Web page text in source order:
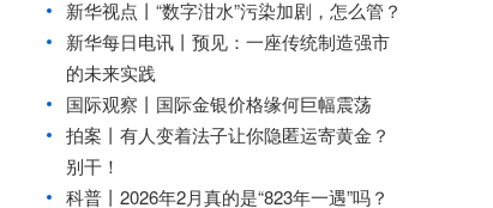
新华视点丨 “数字泔水”污染加剧，怎么管？
新华每日电讯丨 预见：一座传统制造强市
的未来实践
国际观察丨 国际金银价格缘何巨幅震荡
拍案丨有人变着法子让你隐匿运寄黄金？
别干！
科普丨2026年2月真的是“823年一遇”吗？